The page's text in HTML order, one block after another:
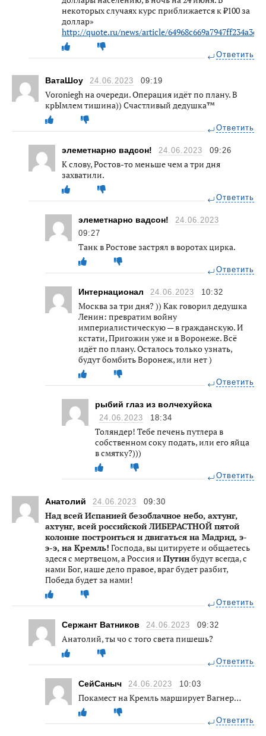
некоторых случаях курс приближается к ₽100 за
доллар»
http://quote.ru/news/article/64968c669a7947ff234a3c91
Ответить
ВатаШоу 24.06.2023 09:19
Voroniegh на очереди. Операция идёт по плану. В
крЫмлем тишина)) Счастливый дедушка™
Ответить
элеметнарно вадсон! 24.06.2023 09:26
К слову, Ростов-то меньше чем а три дня
захватили.
Ответить
элеметнарно вадсон!
24.06.2023
09:27
Танк в Ростове застрял в воротах цирка.
Ответить
Интернационал 24.06.2023 10:32
Москва за три дня? )) Как говорил дедушка
Ленин: превратим войну
империалистическую — в гражданскую. И
кстати, Пригожин уже и в Воронеже. Всё
идёт по плану. Осталось только узнать,
будут бомбить Воронеж, или нет )
Ответить
рыбий глаз из волчехуйска
24.06.2023 18:34
Толяндер! Тебе печень путлера в
собственном соку подать, или его яйца
в смятку?)))
Ответить
Анатолий 24.06.2023 09:30
Над всей Испанией безоблачное небо, ахтунг,
ахтунг, всей российской ЛИБЕРАСТНОЙ пятой
колонне построиться и двигаться на Мадрид, э-
э-э, на Кремль! Господа, вы цитируете и общаетесь
здеся с мертвецом, а Россия и Путинбудут всегда, с
нами Бог, наше дело правое, враг будет разбит,
Победа будет за нами!
Ответить
Сержант Ватников 24.06.2023 09:32
Анатолий, ты чо с того света пишешь?
Ответить
СейСаныч 24.06.2023 10:03
Покамест на Кремль марширует Вагнер…
Ответить